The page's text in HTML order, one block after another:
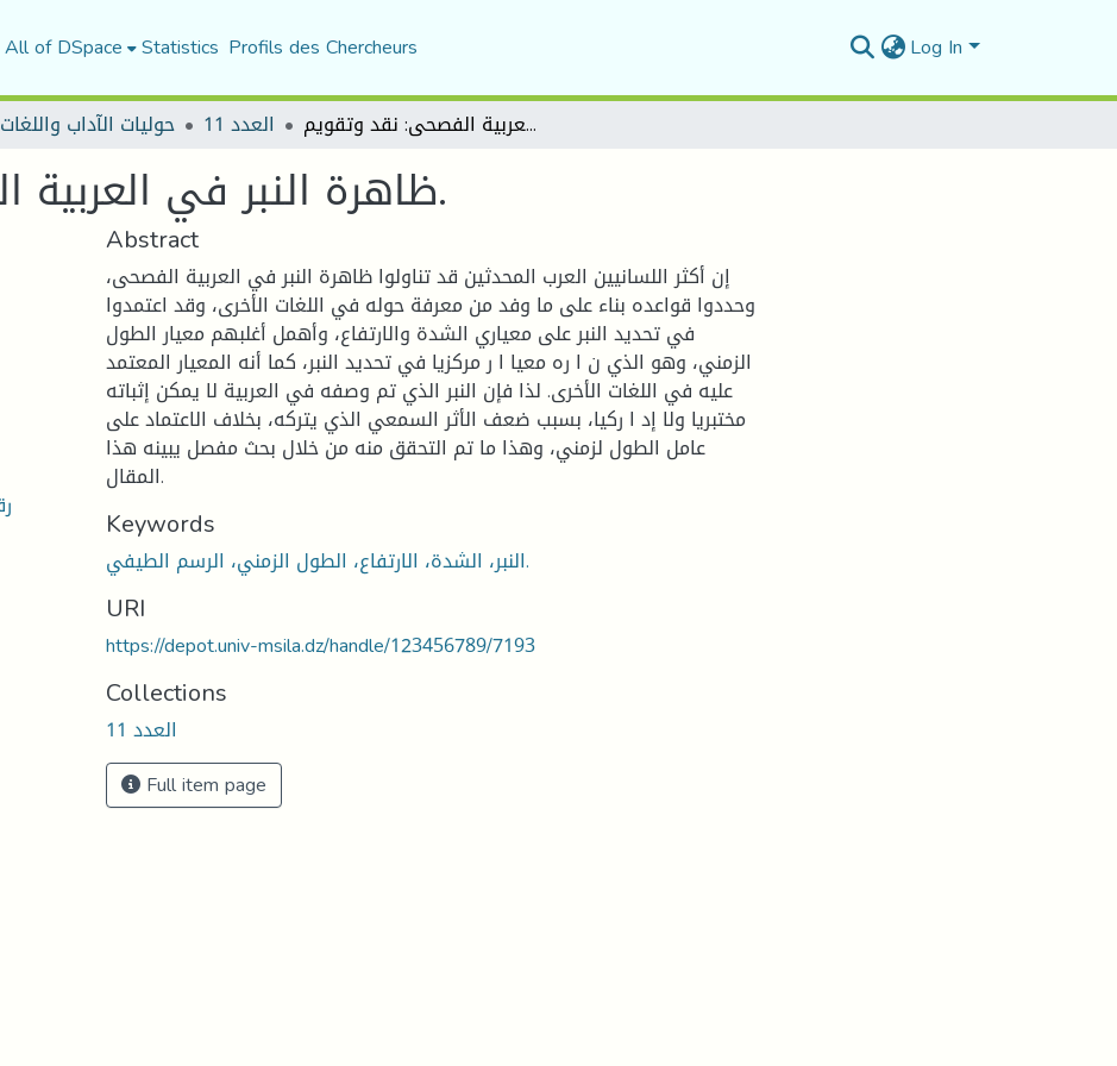
All of DSpace Statistics Profils des Chercheurs Log In
حوليات الآداب واللغات العدد 11 ظاهرة النبر في العربية الفصحى: نقد وتقويم.
ظاهرة النبر في العربية الفصحى: نقد وتقويم.
Abstract
إن أكثر اللسانيين العرب المحدثين قد تناولوا ظاهرة النبر في العربية الفصحى،
وحددوا قواعده بناء على ما وفد من معرفة حوله في اللغات الأخرى، وقد اعتمدوا
في تحديد النبر على معياري الشدة والارتفاع، وأهمل أغلبهم معيار الطول
الزمني، وهو الذي ن ا ره معيا ا ر مركزيا في تحديد النبر، كما أنه المعيار المعتمد
عليه في اللغات الأخرى. لذا فإن النبر الذي تم وصفه في العربية لا يمكن إثباته
مختبريا ولا إد ا ركيا، بسبب ضعف الأثر السمعي الذي يتركه، بخلاف الاعتماد على
عامل الطول لزمني، وهذا ما تم التحقق منه من خلال بحث مفصل يبينه هذا
المقال.
Keywords
النبر، الشدة، الارتفاع، الطول الزمني، الرسم الطيفي.
URI
https://depot.univ-msila.dz/handle/123456789/7193
Collections
العدد 11
Full item page